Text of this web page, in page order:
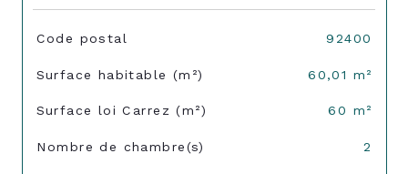
TRAD_SIROCCO_Caracteristique
Code postal 92400
Surface habitable (m²) 60,01 m²
Surface loi Carrez (m²) 60 m²
Nombre de chambre(s) 2